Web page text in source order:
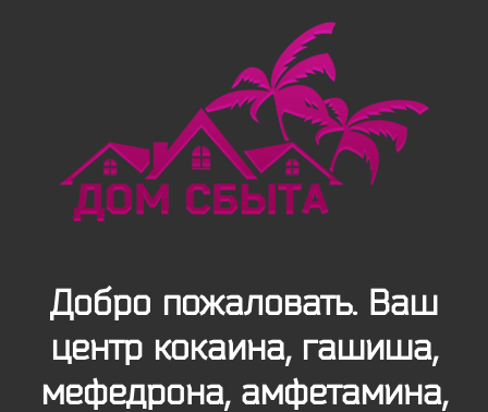
Добро пожаловать. Ваш
центр кокаина, гашиша,
мефедрона, амфетамина,